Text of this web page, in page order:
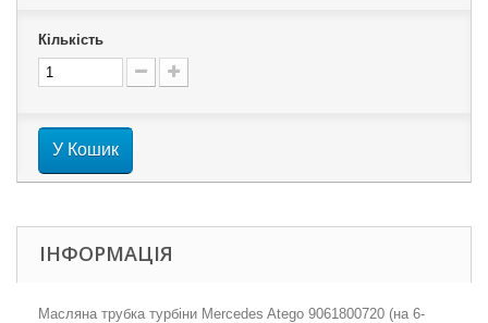
Кількість
У Кошик
ІНФОРМАЦІЯ
Масляна трубка турбіни Mercedes Atego 9061800720 (на 6-